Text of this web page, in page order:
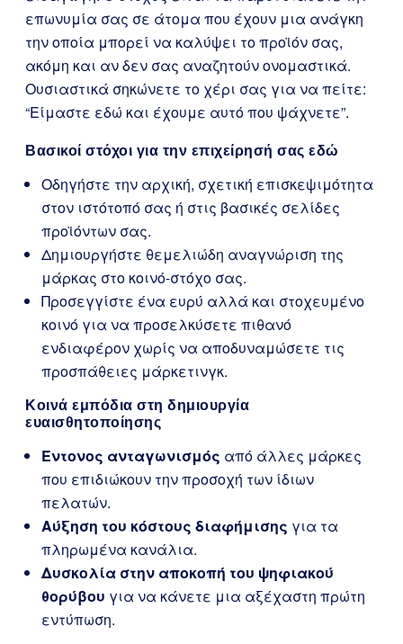
επωνυμία σας σε άτομα που έχουν μια ανάγκη
την οποία μπορεί να καλύψει το προϊόν σας,
ακόμη και αν δεν σας αναζητούν ονομαστικά.
Ουσιαστικά σηκώνετε το χέρι σας για να πείτε:
“Είμαστε εδώ και έχουμε αυτό που ψάχνετε”.
Βασικοί στόχοι για την επιχείρησή σας εδώ
Οδηγήστε την αρχική, σχετική επισκεψιμότητα
στον ιστότοπό σας ή στις βασικές σελίδες
προϊόντων σας.
Δημιουργήστε θεμελιώδη αναγνώριση της
μάρκας στο κοινό-στόχο σας.
Προσεγγίστε ένα ευρύ αλλά και στοχευμένο
κοινό για να προσελκύσετε πιθανό
ενδιαφέρον χωρίς να αποδυναμώσετε τις
προσπάθειες μάρκετινγκ.
Κοινά εμπόδια στη δημιουργία
ευαισθητοποίησης
Έντονος ανταγωνισμός από άλλες μάρκες
που επιδιώκουν την προσοχή των ίδιων
πελατών.
Αύξηση του κόστους διαφήμισης για τα
πληρωμένα κανάλια.
Δυσκολία στην αποκοπή του ψηφιακού
θορύβου για να κάνετε μια αξέχαστη πρώτη
εντύπωση.